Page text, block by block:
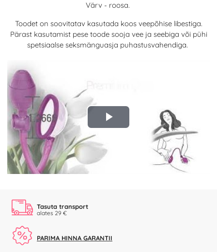
Värv - roosa.
Toodet on soovitatav kasutada koos veepõhise libestiga.
Pärast kasutamist pese toode sooja vee ja seebiga või pühi
spetsiaalse seksmänguasja puhastusvahendiga.
Play
Tasuta transport
alates 29 €
PARIMA HINNA GARANTII